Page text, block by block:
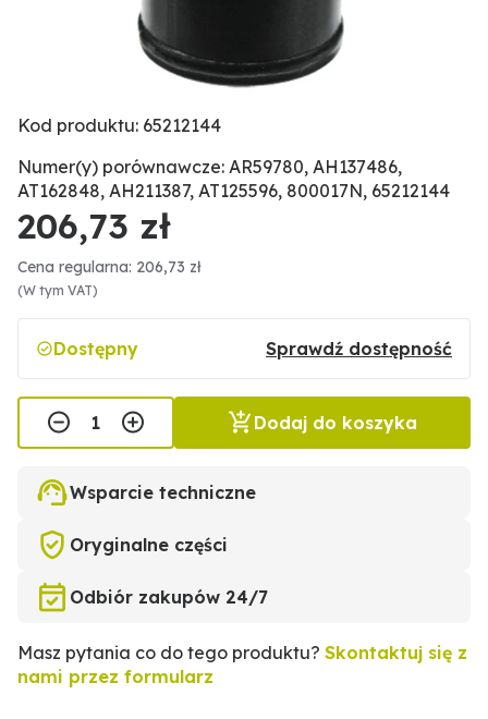
Kod produktu: 65212144
Numer(y) porównawcze: AR59780, AH137486,
AT162848, AH211387, AT125596, 800017N, 65212144
206,73 zł
Cena regularna: 206,73 zł
(W tym VAT)
Dostępny Sprawdź dostępność
Dodaj do koszyka
Wsparcie techniczne
Oryginalne części
Odbiór zakupów 24/7
Masz pytania co do tego produktu? Skontaktuj się z
nami przez formularz